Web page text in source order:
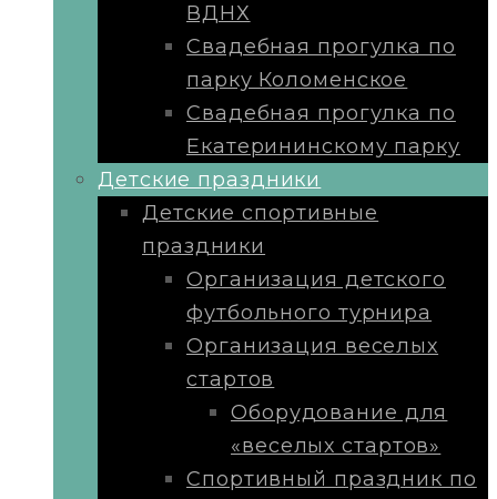
ВДНХ
Свадебная прогулка по
парку Коломенское
Свадебная прогулка по
Екатерининскому парку
Детские праздники
Детские спортивные
праздники
Организация детского
футбольного турнира
Организация веселых
стартов
Оборудование для
«веселых стартов»
Спортивный праздник по